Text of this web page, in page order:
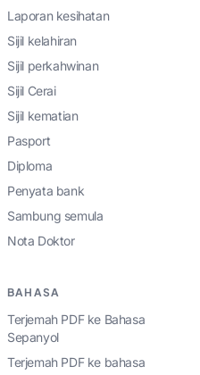
Laporan kesihatan
Sijil kelahiran
Sijil perkahwinan
Sijil Cerai
Sijil kematian
Pasport
Diploma
Penyata bank
Sambung semula
Nota Doktor
BAHASA
Terjemah PDF ke Bahasa
Sepanyol
Terjemah PDF ke bahasa